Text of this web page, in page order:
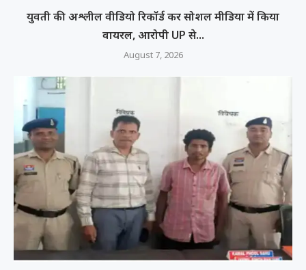
युवती की अश्लील वीडियो रिकॉर्ड कर सोशल मीडिया में किया
वायरल, आरोपी UP से...
August 7, 2026